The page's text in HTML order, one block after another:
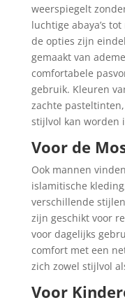
weerspiegelt
luchtige abaya’s
de opties zijn
gemaakt van
comfortabele
gebruik. Kleuren
zachte
stijlvol kan worden
Voor de
Ook mannen
islamitische
verschillende
zijn geschikt voor
voor dagelijks
comfort met een
zich zowel stijlvol
Voor